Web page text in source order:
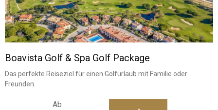
Boavista Golf & Spa Golf Package
Das perfekte Reiseziel für einen Golfurlaub mit Familie oder
Freunden.
Ab